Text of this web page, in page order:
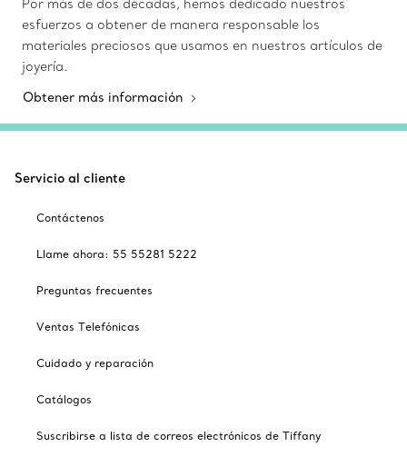
Por más de dos décadas, hemos dedicado nuestros
esfuerzos a obtener de manera responsable los
materiales preciosos que usamos en nuestros artículos de
joyería.
Obtener más información
Servicio al cliente
Contáctenos
Llame ahora: 55 55281 5222
Preguntas frecuentes
Ventas Telefónicas
Cuidado y reparación
Catálogos
Suscribirse a lista de correos electrónicos de Tiffany